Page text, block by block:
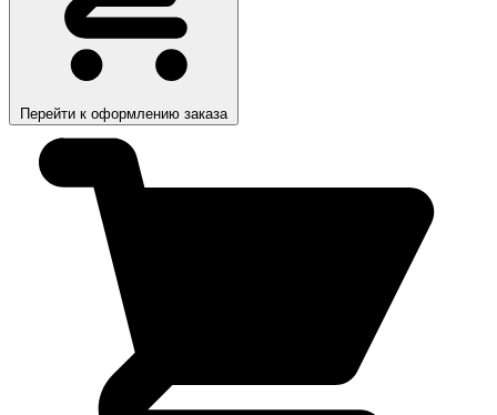
Перейти к оформлению заказа